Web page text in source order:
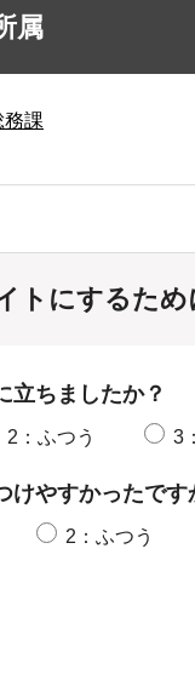
属
務課
トにするた
立ちましたか？
2：ふつう 3
けやすかったです
2：ふつう